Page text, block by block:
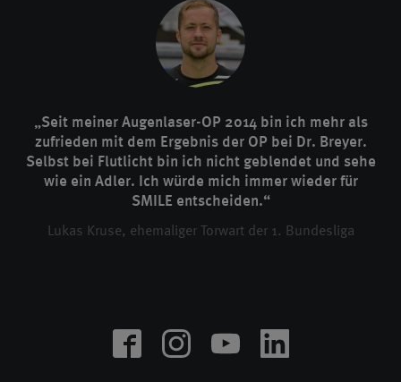
„Seit meiner Augenlaser-OP 2014 bin ich mehr als
zufrieden mit dem Ergebnis der OP bei Dr. Breyer.
Selbst bei Flutlicht bin ich nicht geblendet und sehe
wie ein Adler. Ich würde mich immer wieder für
SMILE entscheiden.“
Lukas Kruse, ehemaliger Torwart der 1. Bundesliga